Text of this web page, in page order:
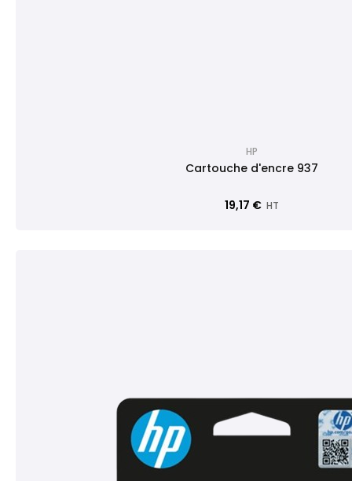
HP
Cartouche d'encre 937
19,17 € HT